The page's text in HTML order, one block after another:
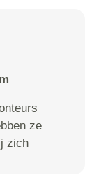
ze
zich